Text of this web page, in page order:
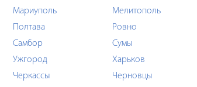
Мариуполь
Мелитополь
Полтава
Ровно
Самбор
Сумы
Ужгород
Харьков
Черкассы
Черновцы